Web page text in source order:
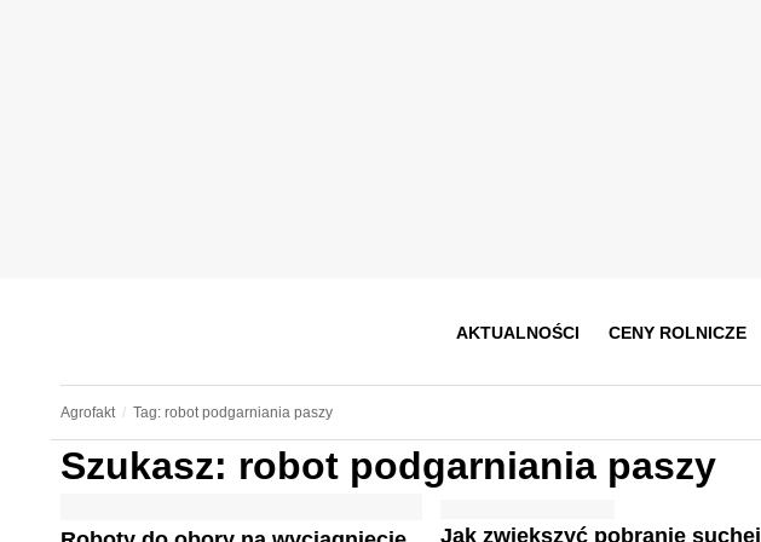
AKTUALNOŚCI CENY ROLNICZE
Agrofakt Tag: robot podgarniania paszy
Szukasz: robot podgarniania paszy
Jak zwiększyć pobranie suchej